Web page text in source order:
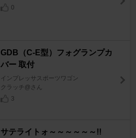
0
GDB（C-E型）フォグランプカ
バー 取付
インプレッサスポーツワゴン
クラッチ@さん
3
サテライトォ～～～～～～!!